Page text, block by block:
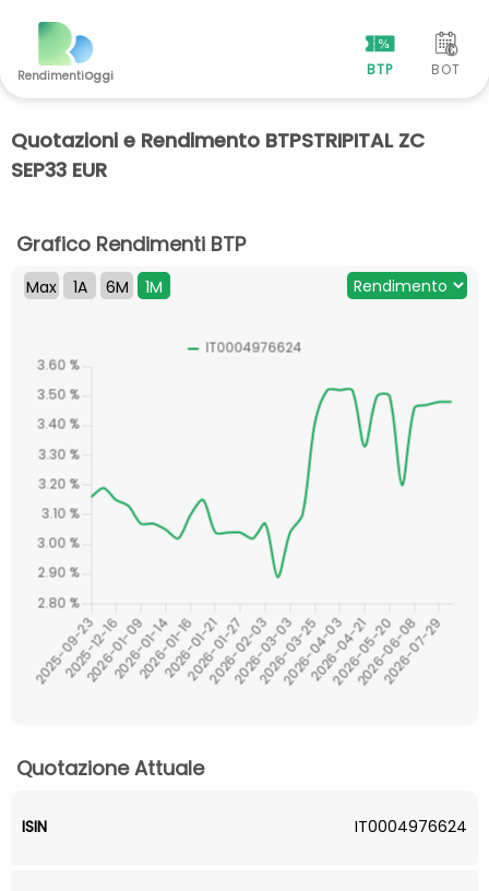
RendimentiOggi BTP BOT
Quotazioni e Rendimento BTPSTRIPITAL ZC
SEP33 EUR
Grafico Rendimenti BTP
Max 1A 6M 1M
Quotazione Attuale
ISIN IT0004976624